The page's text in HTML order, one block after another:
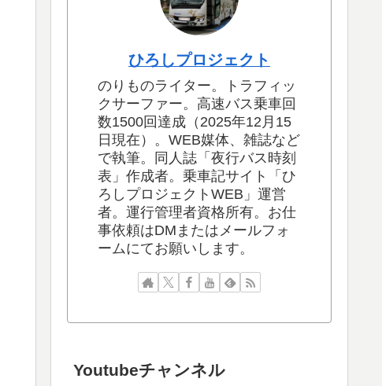
ひろしプロジェクト
のりものライター。トラフィッ
クサーファー。高速バス乗車回
数1500回達成（2025年12月15
日現在）。WEB媒体、雑誌など
で執筆。同人誌「夜行バス時刻
表」作成者。乗車記サイト「ひ
ろしプロジェクトWEB」運営
者。運行管理者資格所有。お仕
事依頼はDMまたはメールフォ
ームにてお願いします。
Youtubeチャンネル